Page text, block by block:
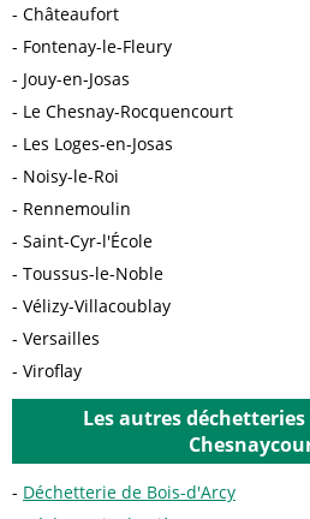
Châteaufort
Fontenay-le-Fleury
Jouy-en-Josas
Le Chesnay-Rocquencourt
Les Loges-en-Josas
Noisy-le-Roi
Rennemoulin
Saint-Cyr-l'École
Toussus-le-Noble
Vélizy-Villacoublay
Versailles
Viroflay
Les autres
Déchetterie de Bois-d'Arcy